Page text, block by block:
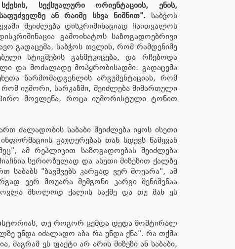
სექსუალური ორიენტაციის, ენის,
ან რაიმე სხვა ნიშნით". საბჭოს
შეიძლება დისკრიმინაციად ჩაითვალოს
გამოიხატოს საზოგადოებრივი
გადაცემა, საბჭოს თვლის, რომ რამდენიმე
სტიგმების განმტკიცება, და რჩებოდა
და მოძალადე მოპყრობისადმი. გადაცემა
წარმომადგენლის არგუმენტაციას, რომ
იუმორი, სარკაზმი, შეიძლება მიმართული
მოვლენა, როცა იუმორისტული ტონით
ძალადობის საბაბი შეიძლება იყოს ისეთი
გაჟღერებას თან სდევს წამყვან
ამ რეპლიკით საზოგადოებას შეიძლება
სერიოზულად და ასეთი მიზეზით ქალზე
საბაბს "ბავშვებს კარგად ვერ მოუარა", ამ
ვერ მოუარა მემგონი კარგი შენიშვნაა
მოვლა მხოლოდ ქალის საქმე და თუ მან ეს
ისტორიას, თუ როგორ ცემდა დედა მომტირალ
უნდა იძალადო აბა რა უნდა ქნა". რა თქმა
ეს ფაქტი არ არის მიზეზი ან საბაბი,